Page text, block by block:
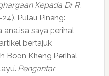
Kepada Dr R.
24). Pulau Pinang:
analisa saya perihal
bertajuk
Boon Kheng Perihal
Pengantar